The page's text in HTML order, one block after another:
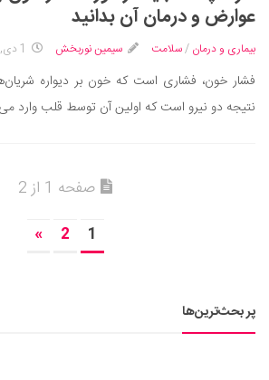
عوارض و درمان آن بدانید
بیماری و درمان /سلامت سیمین نوربخش 1 دی, 1397
فشار خون، فشاری است که خون بر دیواره
نتیجه دو نیرو است که اولین آن توسط قلب وارد
صفحه 1 از 2
1
2
»
پر بحث‌ترین‌ها